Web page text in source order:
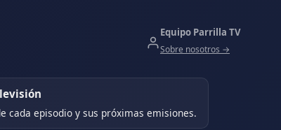
Equipo Parrilla TV
Sobre nosotros →
cada episodio y sus próximas emisiones.